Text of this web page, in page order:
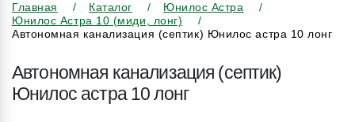
Главная Каталог
Юнилос Астра
Юнилос Астра 10 (миди, лонг)
Автономная канализация (септик) Юнилос астра 10 лонг
Автономная канализация (септик)
Юнилос астра 10 лонг